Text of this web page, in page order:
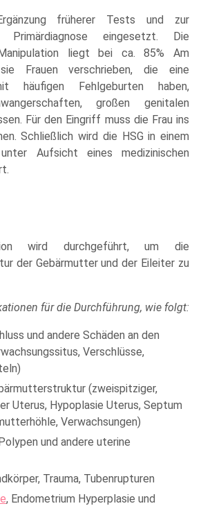
früherer Tests und zur
Primärdiagnose eingesetzt. Die
liegt bei ca. 85% Am
Frauen verschrieben, die eine
häufigen Fehlgeburten haben,
großen genitalen
Für den Eingriff muss die Frau ins
Schließlich wird die HSG in einem
Aufsicht eines medizinischen
wird durchgeführt, um die
der Gebärmutter und der Eileiter zu
für die Durchführung, wie folgt:
und andere Schäden an den
Verschlüsse,
(zweispitziger,
Uterus, Hypoplasie Uterus, Septum
Verwachsungen)
und andere uterine
Trauma, Tubenrupturen
, Endometrium Hyperplasie und